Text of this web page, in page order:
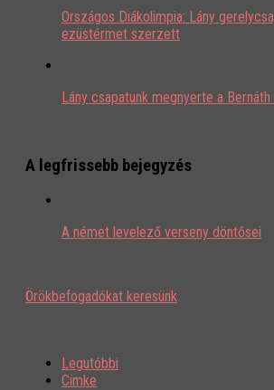
Országos Diákolimpia: Lány
ezüstérmet szerzett
Lány csapatunk megnyerte a Bernáth
A legfrissebb bejegyzés
A német levelező verseny döntősei
Örökbefogadókat keresünk
Legutóbbi
Cimke